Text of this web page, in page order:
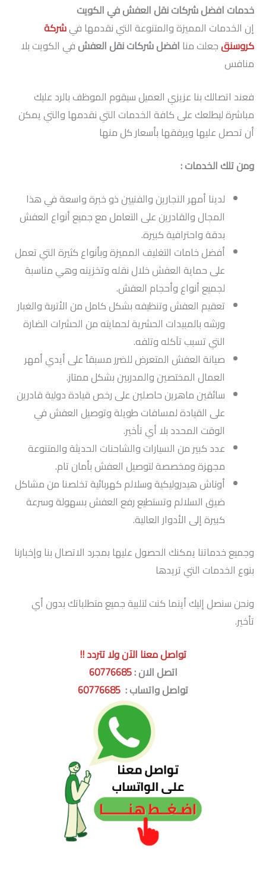
خدمات افضل شركات نقل العفش في الكويت
إن الخدمات المميزة والمتنوعة التي نقدمها فيشركة
كروسنقجعلت منا افضل شركات نقل العفشفي الكويت بلا
منافس
فعند اتصالك بنا عزيزي العميل سيقوم الموظف بالرد عليك
مباشرة ليطلعك على كافة الخدمات التي نقدمها والتي يمكن
أن تحصل عليها ويرفقها بأسعار كل منها
ومن تلك الخدمات :
لدينا أمهر النجارين والفنيين ذو خبرة واسعة في هذا
المجال والقادرين على التعامل مع جميع أنواع العفش
بدقة واحترافية كبيرة.
أفضل خامات التغليف المميزة وبأنواع كثيرة التي تعمل
على حماية العفش خلال نقله وتخزينه وهي مناسبة
لجميع أنواع وأحجام العفش.
تعقيم العفش وتنظيفه بشكل كامل من الأتربة والغبار
ورشه بالمبيدات الحشرية لحمايته من الحشرات الضارة
التي تسبب تآكله وتلفه.
صيانة العفش المتعرض للضرر مسبقاً على أيدي أمهر
العمال المختصين والمدربين بشكل ممتاز.
سائقين ماهرين حاصلين على رخص قيادة دولية قادرين
على القيادة لمسافات طويلة وتوصيل العفش في
الوقت المحدد بلا أي تأخير.
عدد كبير من السيارات والشاحنات الحديثة والمتنوعة
مجهزة ومخصصة لتوصيل العفش بأمان تام.
أوناش هيدروليكية وسلالم كهربائية تخلصنا من مشاكل
ضيق السلالم وتستطيع رفع العفش بسهولة وسرعة
كبيرة إلى الأدوار العالية.
وجميع خدماتنا يمكنك الحصول عليها بمجرد الاتصال بنا وإخبارنا
بنوع الخدمات التي تريدها
ونحن سنصل إليك أينما كنت لتلبية جميع متطلباتك بدون أي
تأخير.
تواصل معنا الآن ولا تتردد !!
اتصل الان :60776685
تواصل واتساب :